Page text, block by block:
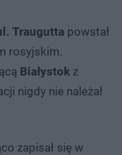
Traugutta powstał
rosyjskim.
Białystok z
nigdy nie należał
zapisał się w